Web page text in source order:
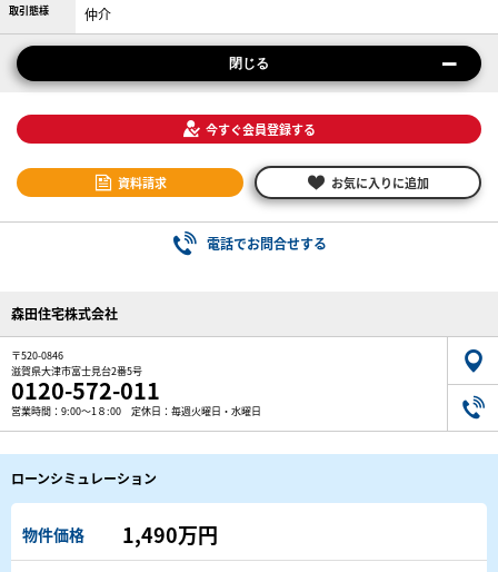
取引態様 仲介
閉じる
今すぐ会員登録する
資料請求 お気に入りに追加
電話でお問合せする
森田住宅株式会社
〒520-0846
滋賀県大津市富士見台2番5号
0120-572-011
営業時間：9:00～1８:00 定休日：毎週火曜日・水曜日
ローンシミュレーション
物件価格 1,490万円